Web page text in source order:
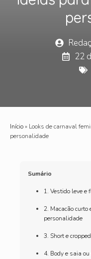
22
Início» Looks de carnaval
personalidade
Sumário
1. Vestido leve e
2. Macacão
personalidade
3. Short e
4. Body e saia